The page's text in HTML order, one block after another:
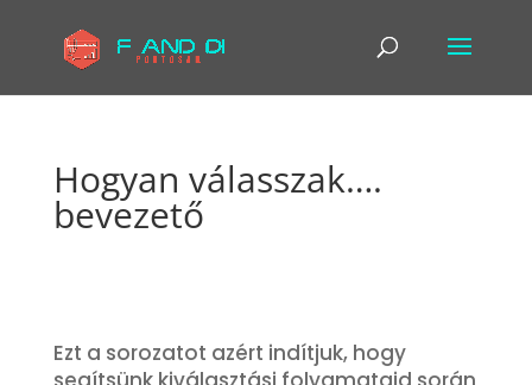
Hogyan válasszak….
bevezető
Ezt a sorozatot azért indítjuk, hogy